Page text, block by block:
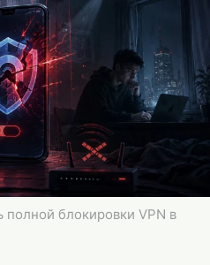
полной блокировки VPN в